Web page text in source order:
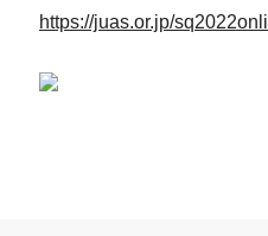
https://juas.or.jp/